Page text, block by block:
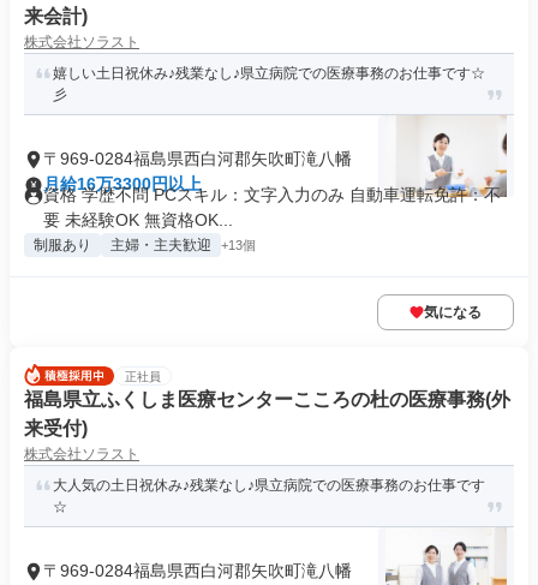
来会計)
株式会社ソラスト
嬉しい土日祝休み♪残業なし♪県立病院での医療事務のお仕事です☆
彡
〒969-0284福島県西白河郡矢吹町滝八幡
月給16万3300円以上
資格 学歴不問 PCスキル：文字入力のみ 自動車運転免許：不
要 未経験OK 無資格OK...
制服あり 主婦・主夫歓迎 +13個
気になる
正社員
福島県立ふくしま医療センターこころの杜の医療事務(外
来受付)
株式会社ソラスト
大人気の土日祝休み♪残業なし♪県立病院での医療事務のお仕事です
☆
〒969-0284福島県西白河郡矢吹町滝八幡